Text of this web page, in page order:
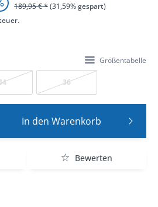
189,95 € *(31,59% gespart)
Größentabelle
36
In den Warenkorb
Bewerten